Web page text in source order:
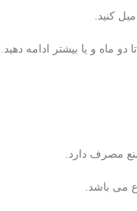
ماه و یا بیشتر ادامه دهید.
مصرف دارد.
می باشد.